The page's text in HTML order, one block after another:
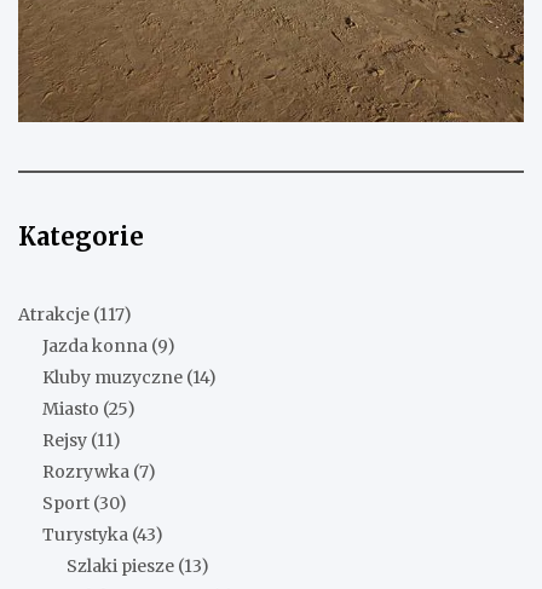
Kategorie
Atrakcje (117)
Jazda konna (9)
Kluby muzyczne (14)
Miasto (25)
Rejsy (11)
Rozrywka (7)
Sport (30)
Turystyka (43)
Szlaki piesze (13)